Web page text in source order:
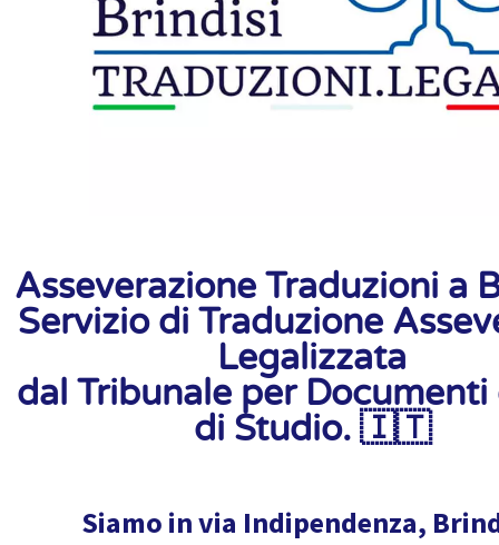
Asseverazione Traduzioni a
Servizio di Traduzione
Legalizzata
dal Tribunale per Documenti
di Studio. 🇮🇹
Siamo in via Indipendenza,